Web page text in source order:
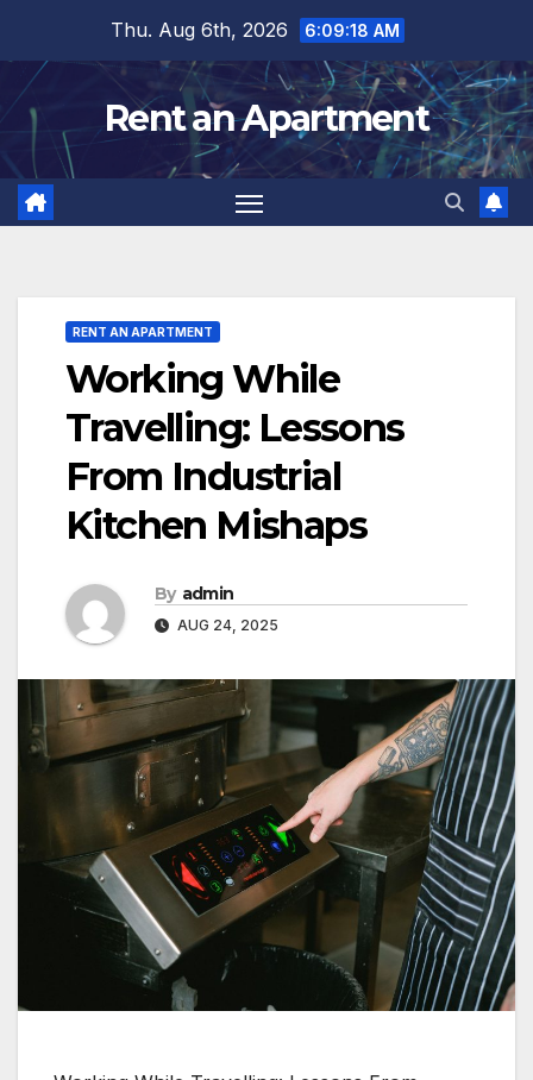
content
Thu. Aug 6th, 2026 6:09:18 AM
Rent an Apartment
RENT AN APARTMENT
Working While
Travelling: Lessons
From Industrial
Kitchen Mishaps
By admin
AUG 24, 2025